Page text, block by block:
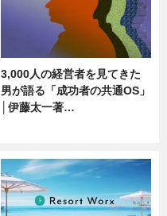
3,000人の経営者を見てきた
男が語る「成功者の共通OS」
│伊藤太一著…